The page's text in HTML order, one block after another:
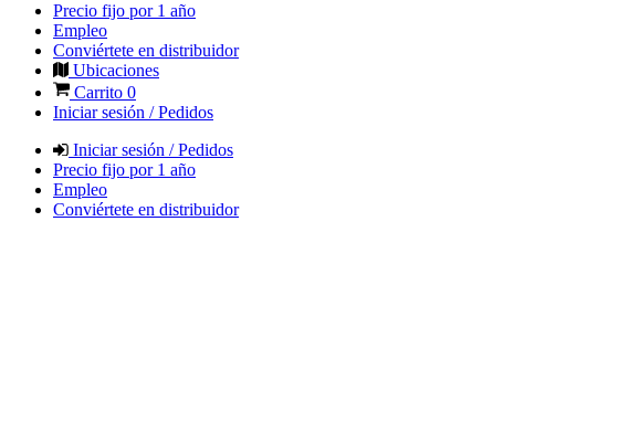
Precio fijo por 1 año
Empleo
Conviértete en distribuidor
Ubicaciones
Carrito 0
Iniciar sesión / Pedidos
Iniciar sesión / Pedidos
Precio fijo por 1 año
Empleo
Conviértete en distribuidor